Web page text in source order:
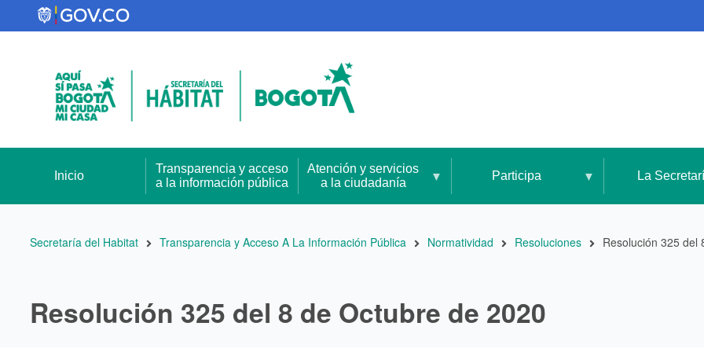
al
Inicio
Transparencia y acceso
a la información pública
Atención y servicios
a la ciudadanía
Participa La
Ruta
navegación
Secretaría del Habitat Transparencia y Acceso A La Información Pública Normatividad Resoluciones Resolución 325 del
Resolución 325 del 8 de Octubre de 2020